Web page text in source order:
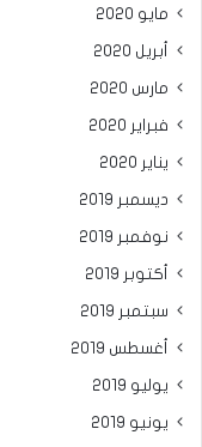
مايو 2020
أبريل 2020
مارس 2020
فبراير 2020
يناير 2020
ديسمبر 2019
نوفمبر 2019
أكتوبر 2019
سبتمبر 2019
أغسطس 2019
يوليو 2019
يونيو 2019